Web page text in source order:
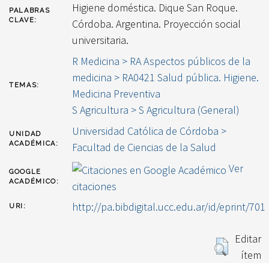
PALABRAS
CLAVE:
Higiene doméstica. Dique San Roque.
Córdoba. Argentina. Proyección social
universitaria.
TEMAS:
R Medicina > RA Aspectos públicos de la
medicina > RA0421 Salud pública. Higiene.
Medicina Preventiva
S Agricultura > S Agricultura (General)
UNIDAD
ACADÉMICA:
Universidad Católica de Córdoba >
Facultad de Ciencias de la Salud
GOOGLE
ACADÉMICO:
Ver
citaciones
URI: http://pa.bibdigital.ucc.edu.ar/id/eprint/701
Editar
ítem